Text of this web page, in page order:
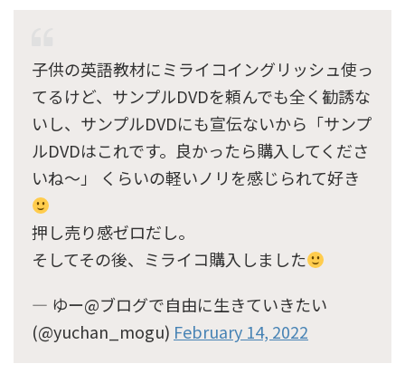
子供の英語教材にミライコイングリッシュ使っ
てるけど、サンプルDVDを頼んでも全く勧誘な
いし、サンプルDVDにも宣伝ないから「サンプ
ルDVDはこれです。良かったら購入してくださ
いね〜」 くらいの軽いノリを感じられて好き
押し売り感ゼロだし。
そしてその後、ミライコ購入しました
— ゆー@ブログで自由に生きていきたい
(@yuchan_mogu) February 14, 2022